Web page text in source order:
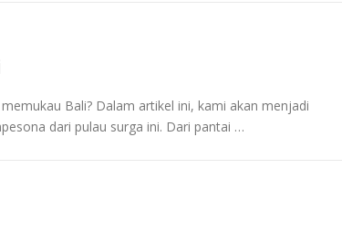
Bali? Dalam artikel ini, kami akan menjadi
dari pulau surga ini. Dari pantai …